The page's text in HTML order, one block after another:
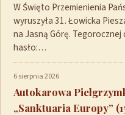
W Święto Przemienienia
wyruszyła 31. Łowicka
na Jasną Górę.
hasło:…
6 sierpnia 2026
Autokarowa
„Sanktuaria Europy”